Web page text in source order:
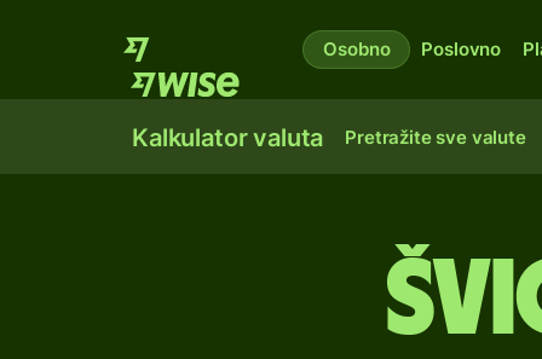
Osobno Poslovno
Kalkulator valuta Pretražite sve valute